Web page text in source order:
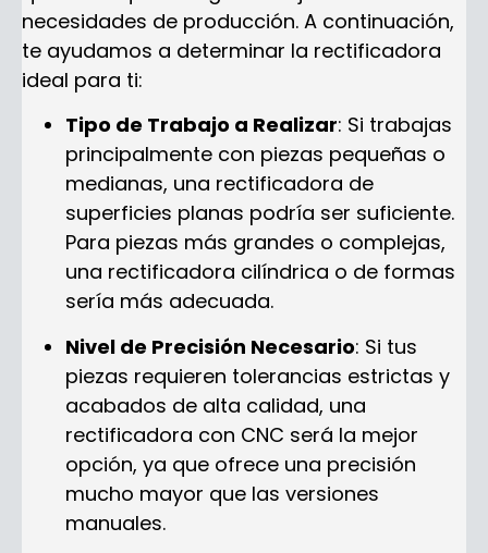
necesidades de producción. A continuación,
te ayudamos a determinar la rectificadora
ideal para ti:
Tipo de Trabajo a Realizar: Si trabajas
principalmente con piezas pequeñas o
medianas, una rectificadora de
superficies planas podría ser suficiente.
Para piezas más grandes o complejas,
una rectificadora cilíndrica o de formas
sería más adecuada.
Nivel de Precisión Necesario: Si tus
piezas requieren tolerancias estrictas y
acabados de alta calidad, una
rectificadora con CNC será la mejor
opción, ya que ofrece una precisión
mucho mayor que las versiones
manuales.